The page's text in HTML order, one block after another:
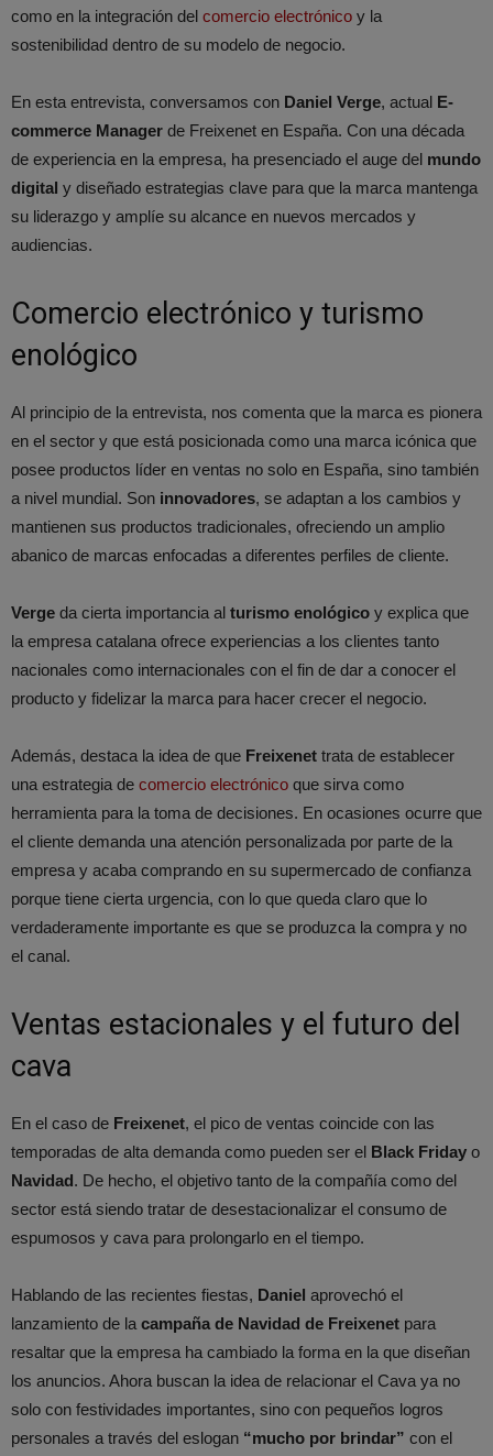
como en la integración del comercio electrónico y la
sostenibilidad dentro de su modelo de negocio.
En esta entrevista, conversamos con Daniel Verge, actual E-
commerce Manager de Freixenet en España. Con una década
de experiencia en la empresa, ha presenciado el auge del mundo
digital y diseñado estrategias clave para que la marca mantenga
su liderazgo y amplíe su alcance en nuevos mercados y
audiencias.
Comercio electrónico y turismo
enológico
Al principio de la entrevista, nos comenta que la marca es pionera
en el sector y que está posicionada como una marca icónica que
posee productos líder en ventas no solo en España, sino también
a nivel mundial. Son innovadores, se adaptan a los cambios y
mantienen sus productos tradicionales, ofreciendo un amplio
abanico de marcas enfocadas a diferentes perfiles de cliente.
Verge da cierta importancia al turismo enológico y explica que
la empresa catalana ofrece experiencias a los clientes tanto
nacionales como internacionales con el fin de dar a conocer el
producto y fidelizar la marca para hacer crecer el negocio.
Además, destaca la idea de que Freixenet trata de establecer
una estrategia de comercio electrónico que sirva como
herramienta para la toma de decisiones. En ocasiones ocurre que
el cliente demanda una atención personalizada por parte de la
empresa y acaba comprando en su supermercado de confianza
porque tiene cierta urgencia, con lo que queda claro que lo
verdaderamente importante es que se produzca la compra y no
el canal.
Ventas estacionales y el futuro del
cava
En el caso de Freixenet, el pico de ventas coincide con las
temporadas de alta demanda como pueden ser el Black Friday o
Navidad. De hecho, el objetivo tanto de la compañía como del
sector está siendo tratar de desestacionalizar el consumo de
espumosos y cava para prolongarlo en el tiempo.
Hablando de las recientes fiestas, Daniel aprovechó el
lanzamiento de la campaña de Navidad de Freixenet para
resaltar que la empresa ha cambiado la forma en la que diseñan
los anuncios. Ahora buscan la idea de relacionar el Cava ya no
solo con festividades importantes, sino con pequeños logros
personales a través del eslogan “mucho por brindar” con el